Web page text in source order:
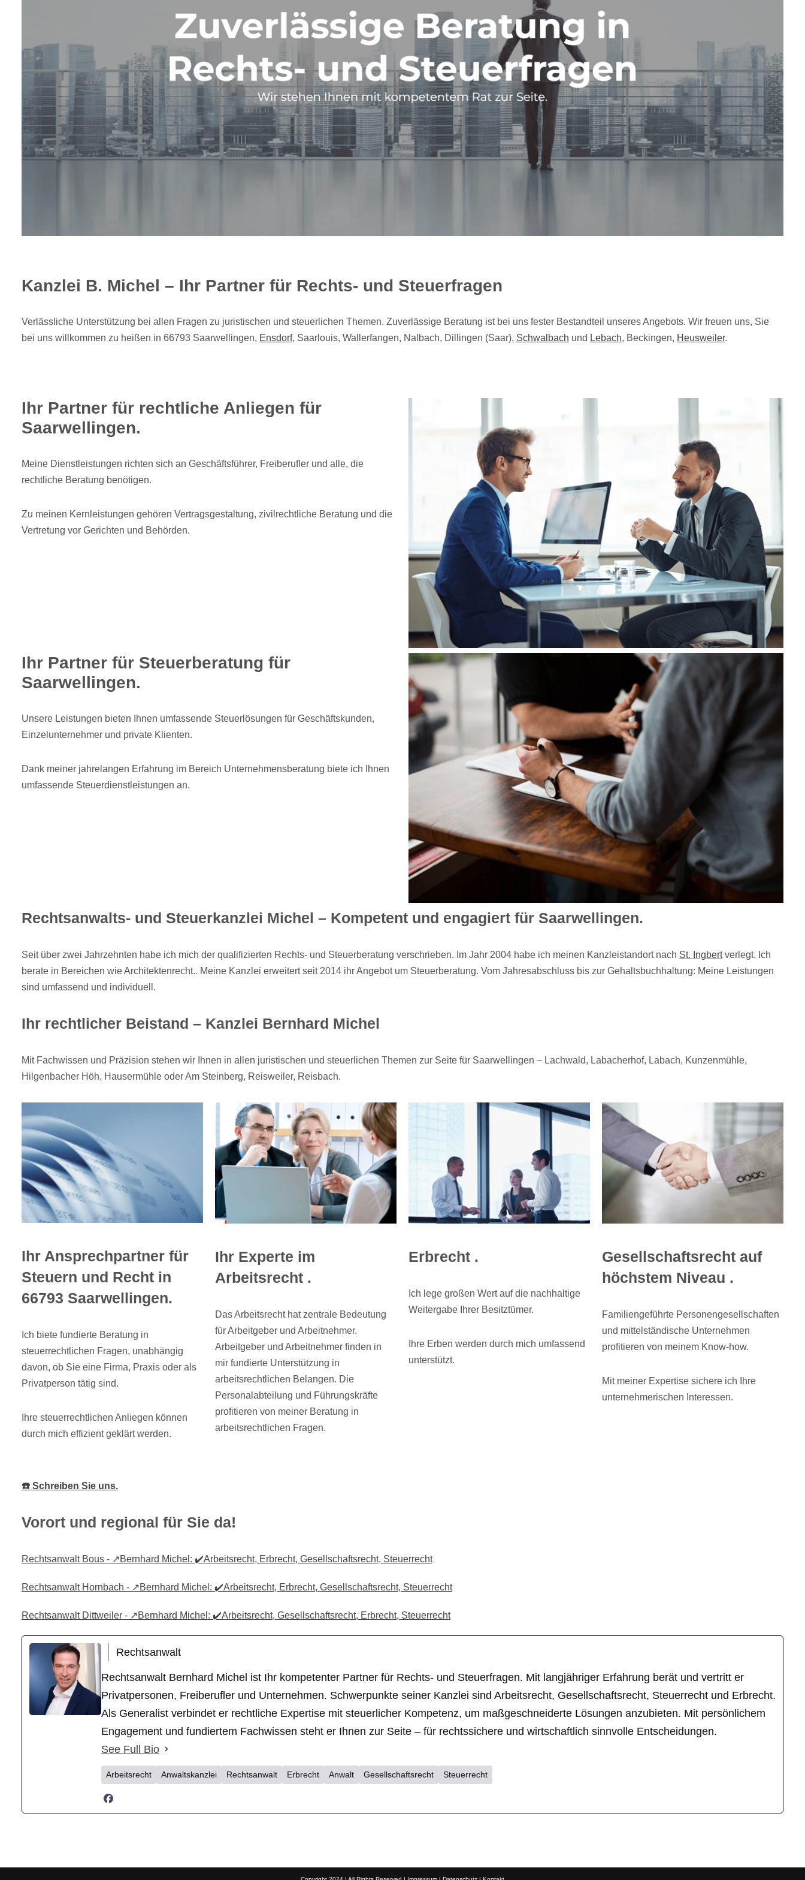
Kanzlei B. Michel – Ihr Partner für Rechts- und Steuerfragen
Verlässliche Unterstützung bei allen Fragen zu juristischen und steuerlichen Themen. Zuverlässige Beratung ist bei uns fester Bestandteil unseres Angebots. Wir freuen uns, Sie
bei uns willkommen zu heißen in 66793 Saarwellingen, Ensdorf, Saarlouis, Wallerfangen, Nalbach, Dillingen (Saar), Schwalbach und Lebach, Beckingen, Heusweiler.
Ihr Partner für rechtliche Anliegen für
Saarwellingen.
Meine Dienstleistungen richten sich an Geschäftsführer, Freiberufler und alle, die
rechtliche Beratung benötigen.
Zu meinen Kernleistungen gehören Vertragsgestaltung, zivilrechtliche Beratung und die
Vertretung vor Gerichten und Behörden.
Ihr Partner für Steuerberatung für
Saarwellingen.
Unsere Leistungen bieten Ihnen umfassende Steuerlösungen für Geschäftskunden,
Einzelunternehmer und private Klienten.
Dank meiner jahrelangen Erfahrung im Bereich Unternehmensberatung biete ich Ihnen
umfassende Steuerdienstleistungen an.
Rechtsanwalts- und Steuerkanzlei Michel – Kompetent und engagiert für Saarwellingen.
Seit über zwei Jahrzehnten habe ich mich der qualifizierten Rechts- und Steuerberatung verschrieben. Im Jahr 2004 habe ich meinen Kanzleistandort nach St. Ingbertverlegt. Ich
berate in Bereichen wie Architektenrecht.. Meine Kanzlei erweitert seit 2014 ihr Angebot um Steuerberatung. Vom Jahresabschluss bis zur Gehaltsbuchhaltung: Meine Leistungen
sind umfassend und individuell.
Ihr rechtlicher Beistand – Kanzlei Bernhard Michel
Mit Fachwissen und Präzision stehen wir Ihnen in allen juristischen und steuerlichen Themen zur Seite für Saarwellingen – Lachwald, Labacherhof, Labach, Kunzenmühle,
Hilgenbacher Höh, Hausermühle oder Am Steinberg, Reisweiler, Reisbach.
Ihr Ansprechpartner für
Steuern und Recht in
66793 Saarwellingen.
Ich biete fundierte Beratung in
steuerrechtlichen Fragen, unabhängig
davon, ob Sie eine Firma, Praxis oder als
Privatperson tätig sind.
Ihre steuerrechtlichen Anliegen können
durch mich effizient geklärt werden.
Ihr Experte im
Arbeitsrecht .
Das Arbeitsrecht hat zentrale Bedeutung
für Arbeitgeber und Arbeitnehmer.
Arbeitgeber und Arbeitnehmer finden in
mir fundierte Unterstützung in
arbeitsrechtlichen Belangen. Die
Personalabteilung und Führungskräfte
profitieren von meiner Beratung in
arbeitsrechtlichen Fragen.
Erbrecht .
Ich lege großen Wert auf die nachhaltige
Weitergabe Ihrer Besitztümer.
Ihre Erben werden durch mich umfassend
unterstützt.
Gesellschaftsrecht auf
höchstem Niveau .
Familiengeführte Personengesellschaften
und mittelständische Unternehmen
profitieren von meinem Know-how.
Mit meiner Expertise sichere ich Ihre
unternehmerischen Interessen.
☎️ Schreiben Sie uns.
Vorort und regional für Sie da!
Rechtsanwalt Bous - ↗️Bernhard Michel: ✔️Arbeitsrecht, Erbrecht, Gesellschaftsrecht, Steuerrecht
Rechtsanwalt Hornbach - ↗️Bernhard Michel: ✔️Arbeitsrecht, Erbrecht, Gesellschaftsrecht, Steuerrecht
Rechtsanwalt Dittweiler - ↗️Bernhard Michel: ✔️Arbeitsrecht, Gesellschaftsrecht, Erbrecht, Steuerrecht
Rechtsanwalt
Rechtsanwalt Bernhard Michel ist Ihr kompetenter Partner für Rechts- und Steuerfragen. Mit langjähriger Erfahrung berät und vertritt er
Privatpersonen, Freiberufler und Unternehmen. Schwerpunkte seiner Kanzlei sind Arbeitsrecht, Gesellschaftsrecht, Steuerrecht und Erbrecht.
Als Generalist verbindet er rechtliche Expertise mit steuerlicher Kompetenz, um maßgeschneiderte Lösungen anzubieten. Mit persönlichem
Engagement und fundiertem Fachwissen steht er Ihnen zur Seite – für rechtssichere und wirtschaftlich sinnvolle Entscheidungen.
See Full Bio
Arbeitsrecht Anwaltskanzlei Rechtsanwalt Erbrecht Anwalt Gesellschaftsrecht Steuerrecht